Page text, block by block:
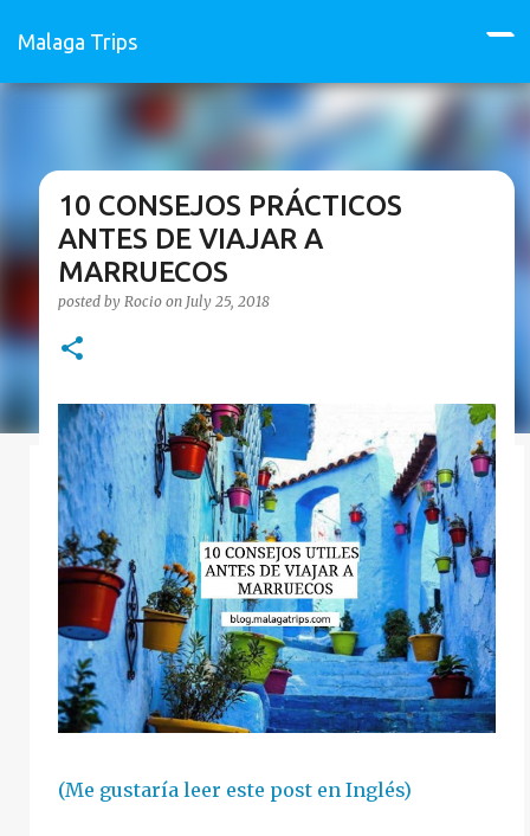
T
g
n
Malaga Trips
10 CONSEJOS PRÁCTICOS
ANTES DE VIAJAR A
MARRUECOS
posted by Rocio on July 25, 2018
(Me gustaría leer este post en Inglés)